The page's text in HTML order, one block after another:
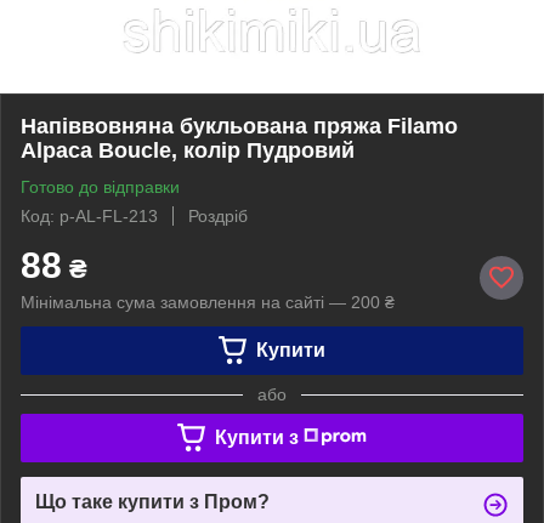
Напіввовняна букльована пряжа Filamo
Alpaca Boucle, колір Пудровий
Готово до відправки
Код: p-AL-FL-213
Роздріб
88 ₴
Мінімальна сума замовлення на сайті — 200 ₴
Купити
або
Купити з
Що таке купити з Пром?